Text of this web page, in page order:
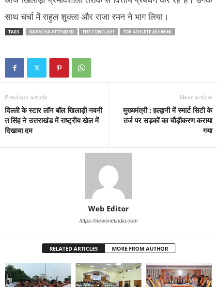
साथ चर्चा में राहुल शुक्ला और राजा रमन ने भाग लिया।
TAGS NAPACHA ATTENDED THE CONCLAVE TOP ATHLETE ASHWINI
Previous article
दिल्ली के स्टार लॉन बॉल खिलाड़ी नवनी
त सिंह ने उत्तराखंड में राष्ट्रीय खेल में
दिखाया दम
Next article
मुख्यमंत्री : हल्द्वानी में स्मार्ट सिटी के
तर्ज पर सड़कों का चौड़ीकरण कराया
गया
Web Editor
https://newsnetindia.com
RELATED ARTICLES MORE FROM AUTHOR